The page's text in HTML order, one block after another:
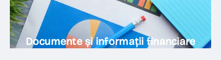
Documente și informații financiare